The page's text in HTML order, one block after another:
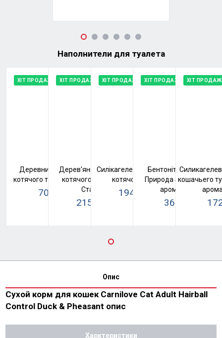
Наполнители для туалета
ХІТ ПРОДАЖУ
Деревний наповнювач для
котячого туалету Super Cat №1
70 грн 74 грн
ХІТ ПРОДАЖУ
Дерев'яний наповнювач для
котячого туалету Super Cat
Стандарт Білий
215 грн
ХІТ ПРОДАЖУ
Силікагелевий наповнювач для
котячого туалету Kotix
194 грн 216 грн
ХІТ ПРОДАЖУ
Бентонітовий
Природа SaniPet,
ароматом
36.3 грн 0 грн
ХІТ
кошачьего
Опис
Сухой корм для кошек Carnilove Cat Adult Hairball
Control Duck & Pheasant опис
Харктеристики